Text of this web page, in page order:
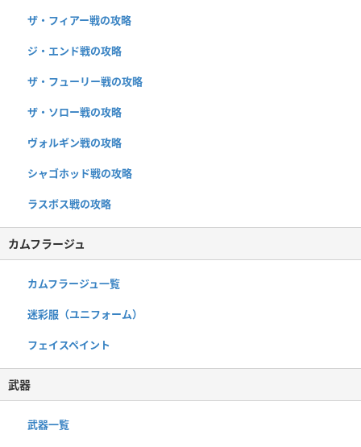
ザ・フィアー戦の攻略
ジ・エンド戦の攻略
ザ・フューリー戦の攻略
ザ・ソロー戦の攻略
ヴォルギン戦の攻略
シャゴホッド戦の攻略
ラスボス戦の攻略
カムフラージュ
カムフラージュ一覧
迷彩服（ユニフォーム）
フェイスペイント
武器
武器一覧